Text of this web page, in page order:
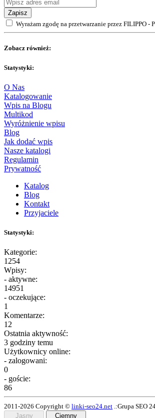
Zapisz
Wyrażam zgodę na przetwarzanie przez FILIPPO
Zobacz również:
Statystyki:
O Nas
Katalogowanie
Wpis na Blogu
Multikod
Wyróżnienie wpisu
Blog
Jak dodać wpis
Nasze katalogi
Regulamin
Prywatność
Katalog
Blog
Kontakt
Przyjaciele
Statystyki:
Kategorie:
1254
Wpisy:
- aktywne:
14951
- oczekujące:
1
Komentarze:
12
Ostatnia aktywność:
3 godziny temu
Użytkownicy online:
- zalogowani:
0
- goście:
86
2011-2026 Copyright © linki-seo24.net .:Grupa SEO
Jasny
Ciemny